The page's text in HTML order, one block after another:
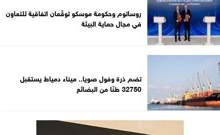
روساتوم وحكومة موسكو توقّعان اتفاقية للتعاون
في مجال حماية البيئة
تضم ذرة وفول صويا.. ميناء دمياط يستقبل
32750 طنًا من البضائع